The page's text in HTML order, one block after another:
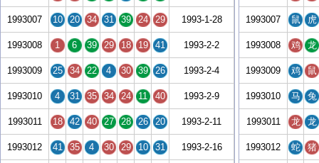
1993007 10 20 34 31 39 24 29 1993-1-28
1993008 1 6 39 29 18 19 41 1993-2-2
1993009 25 34 22 4 30 39 26 1993-2-4
1993010 4 31 35 34 24 11 40 1993-2-9
1993011 18 42 40 27 28 26 20 1993-2-11
1993012 41 35 4 30 29 10 31 1993-2-16
1993007 鼠 虎
1993008 鸡 龙
1993009 鸡 鼠
1993010 马 兔
1993011 龙 龙
1993012 蛇 猪